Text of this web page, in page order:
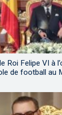
Roi Felipe VI à
de football au